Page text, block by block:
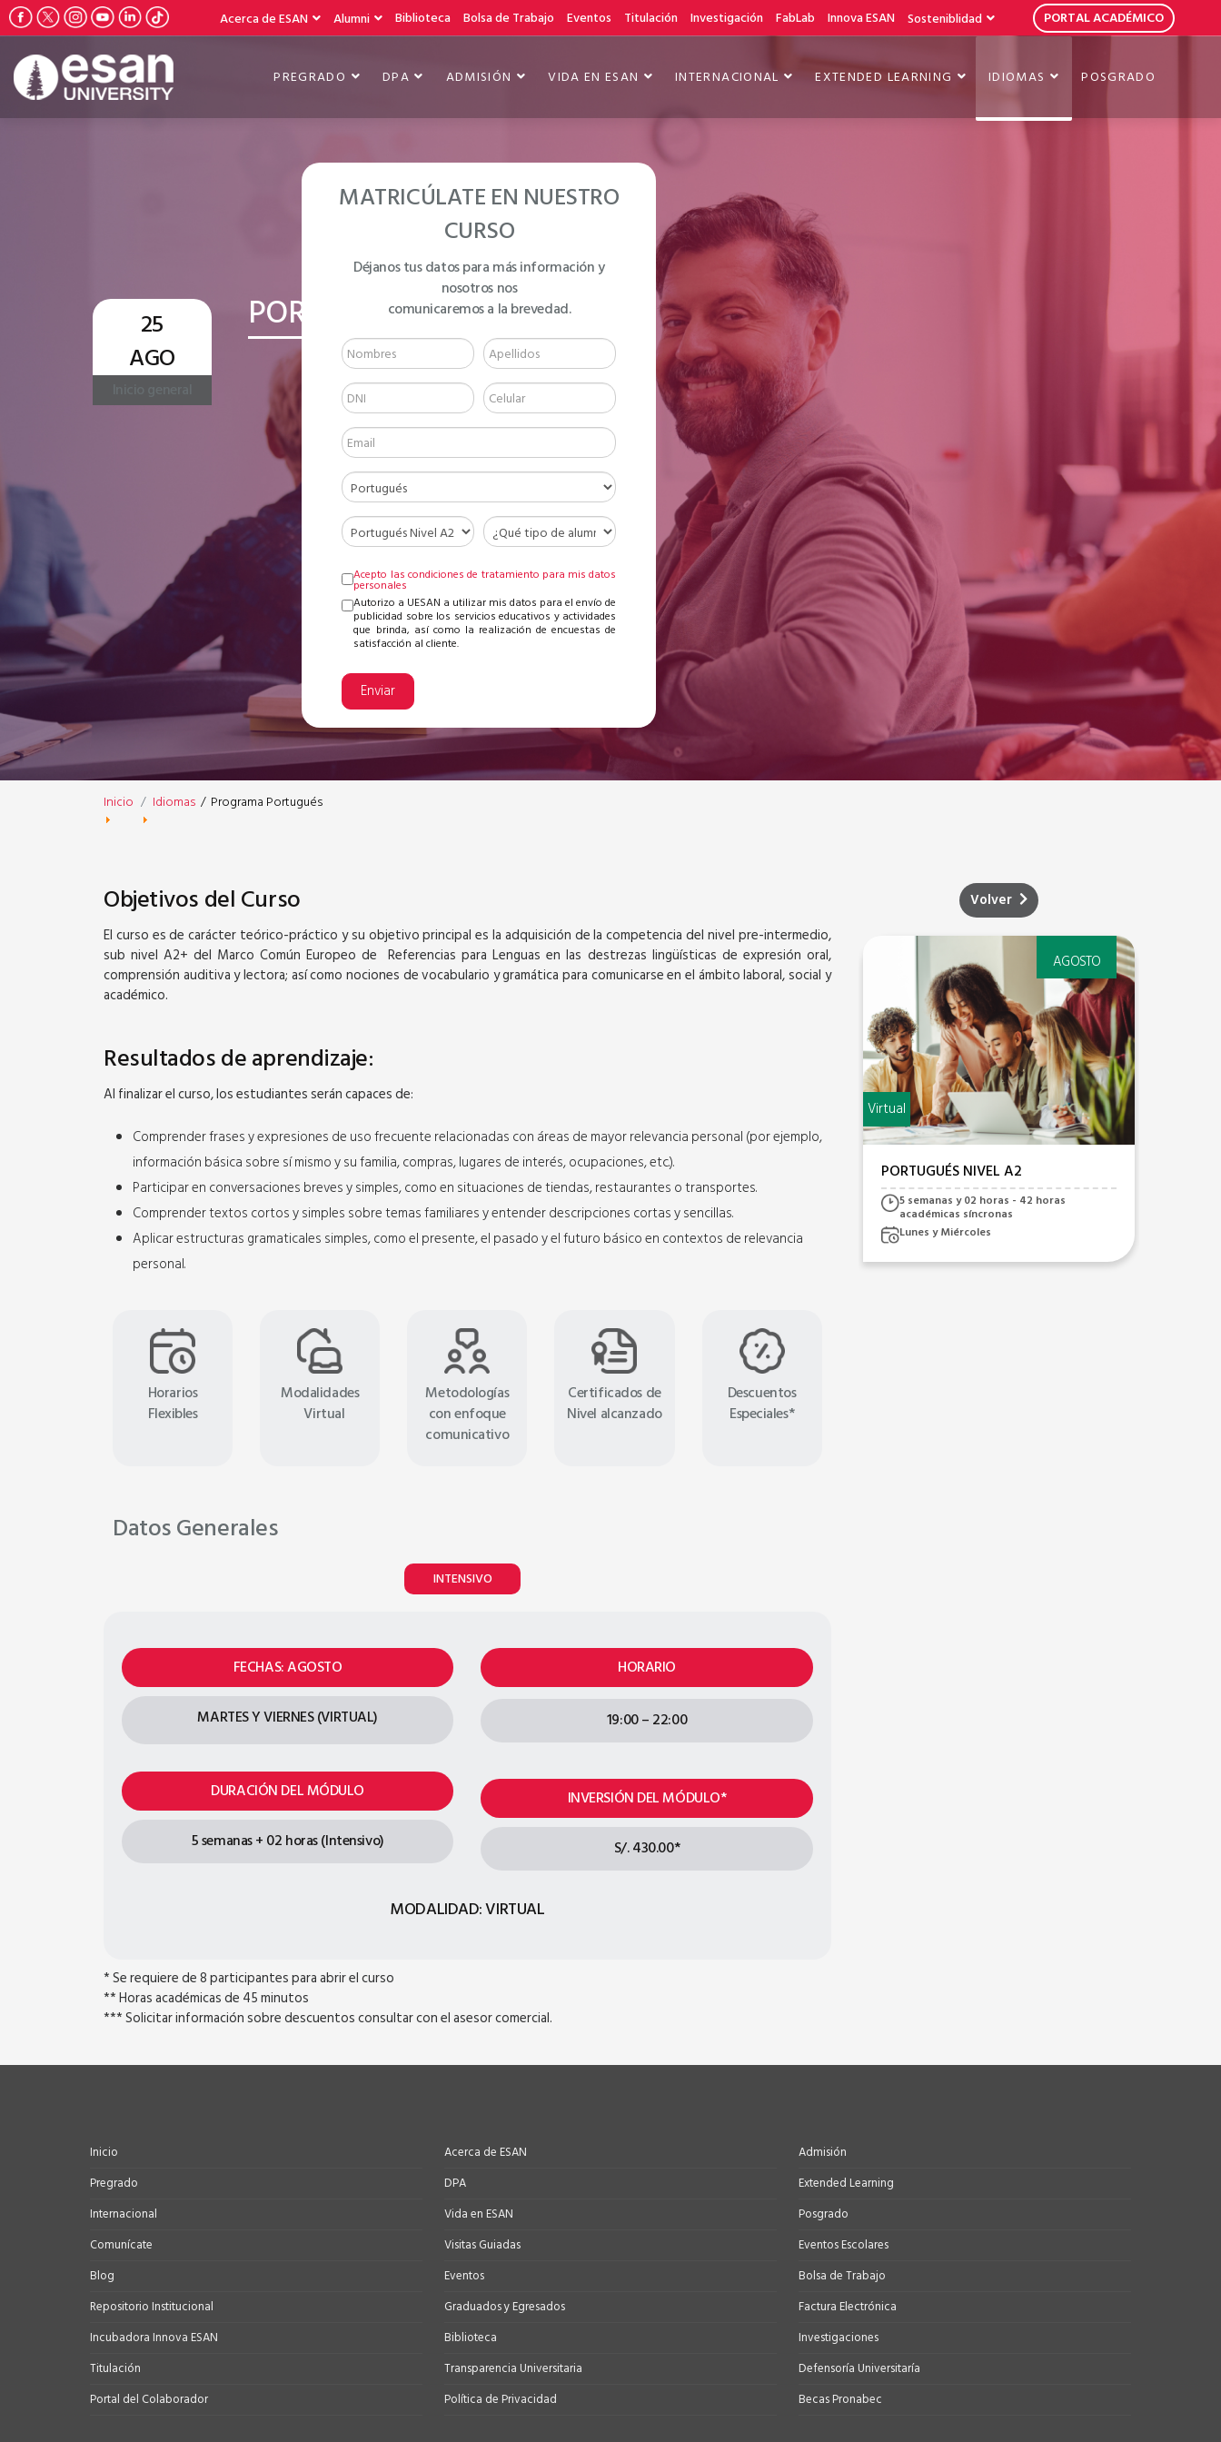
Acerca de ESAN Alumni Biblioteca Bolsa de Trabajo Eventos Titulación Investigación FabLab Innova ESAN Sosteniblidad PORTAL ACADÉMICO
PREGRADO DPA ADMISIÓN VIDA EN ESAN INTERNACIONAL EXTENDED LEARNING IDIOMAS POSGRADO
25
AGO
PORTUGUÉS NIVEL A2 +
MATRICÚLATE EN NUESTRO
CURSO
Déjanos tus datos para más información y
nosotros nos
comunicaremos a la brevedad.
Acepto las condiciones de tratamiento para mis datos
personales
Autorizo a UESAN a utilizar mis datos para el envío de
publicidad sobre los servicios educativos y actividades
que brinda, así como la realización de encuestas de
satisfacción al cliente.
Enviar
Inicio Idiomas / Programa Portugués
Objetivos del Curso
El curso es de carácter teórico-práctico y su objetivo principal es la adquisición de la competencia del nivel pre-intermedio,
sub nivel A2+ del Marco Común Europeo de Referencias para Lenguas en las destrezas lingüísticas de expresión oral,
comprensión auditiva y lectora; así como nociones de vocabulario y gramática para comunicarse en el ámbito laboral, social y
académico.
Resultados de aprendizaje:
Al finalizar el curso, los estudiantes serán capaces de:
Comprender frases y expresiones de uso frecuente relacionadas con áreas de mayor relevancia personal (por ejemplo,
información básica sobre sí mismo y su familia, compras, lugares de interés, ocupaciones, etc.).
Participar en conversaciones breves y simples, como en situaciones de tiendas, restaurantes o transportes.
Comprender textos cortos y simples sobre temas familiares y entender descripciones cortas y sencillas.
Aplicar estructuras gramaticales simples, como el presente, el pasado y el futuro básico en contextos de relevancia
personal.
Horarios
Flexibles
Modalidades
Virtual
Metodologías
con enfoque
comunicativo
Certificados de
Nivel alcanzado
Descuentos
Especiales*
Datos Generales
INTENSIVO
FECHAS: AGOSTO
MARTES Y VIERNES (VIRTUAL)
DURACIÓN DEL MÓDULO
5 semanas + 02 horas (Intensivo)
HORARIO
19:00 – 22:00
INVERSIÓN DEL MÓDULO*
S/. 430.00*
MODALIDAD: VIRTUAL
* Se requiere de 8 participantes para abrir el curso
** Horas académicas de 45 minutos
*** Solicitar información sobre descuentos consultar con el asesor comercial.
Volver
SEPTIEMBRE
PORTUGUÉS NIVEL A1
síncronas
Lunes y Miércoles
AGOSTO
Virtual
PORTUGUÉS NIVEL A2
5 semanas y 02 horas - 42 horas
académicas síncronas
Lunes y Miércoles
Inicio
Pregrado
Internacional
Comunícate
Blog
Repositorio Institucional
Incubadora Innova ESAN
Titulación
Portal del Colaborador
Acerca de ESAN
DPA
Vida en ESAN
Visitas Guiadas
Eventos
Graduados y Egresados
Biblioteca
Transparencia Universitaria
Política de Privacidad
Admisión
Extended Learning
Posgrado
Eventos Escolares
Bolsa de Trabajo
Factura Electrónica
Investigaciones
Defensoría Universitaría
Becas Pronabec